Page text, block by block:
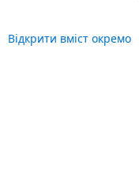
Відкрити вміст окремо